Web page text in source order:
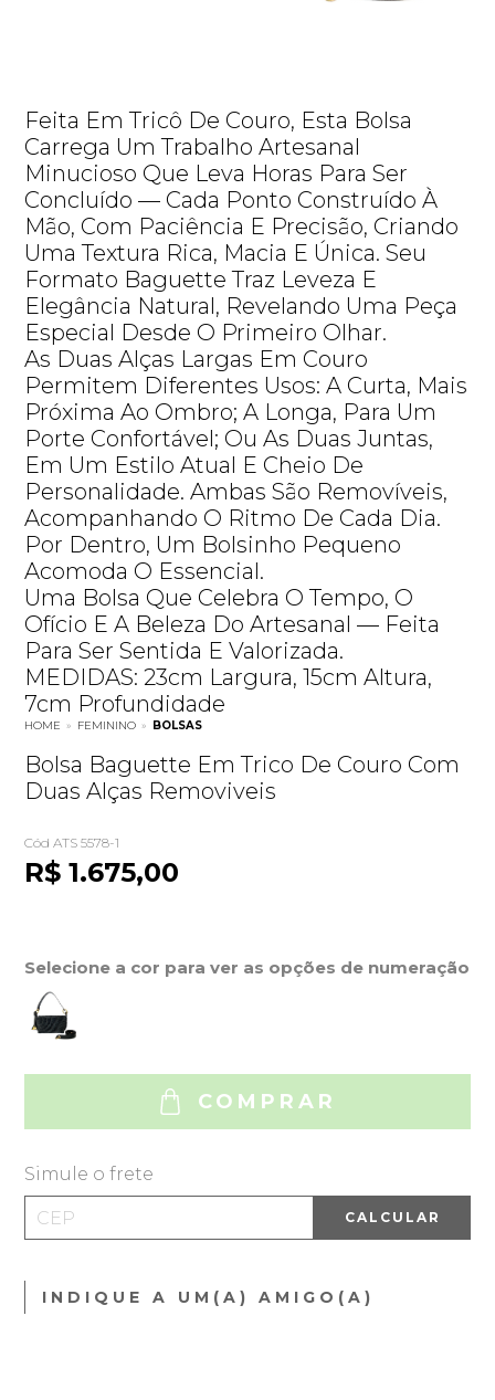
Feita Em Tricô De Couro, Esta Bolsa
Carrega Um Trabalho Artesanal
Minucioso Que Leva Horas Para Ser
Concluído — Cada Ponto Construído À
Mão, Com Paciência E Precisão, Criando
Uma Textura Rica, Macia E Única. Seu
Formato Baguette Traz Leveza E
Elegância Natural, Revelando Uma Peça
Especial Desde O Primeiro Olhar.
As Duas Alças Largas Em Couro
Permitem Diferentes Usos: A Curta, Mais
Próxima Ao Ombro; A Longa, Para Um
Porte Confortável; Ou As Duas Juntas,
Em Um Estilo Atual E Cheio De
Personalidade. Ambas São Removíveis,
Acompanhando O Ritmo De Cada Dia.
Por Dentro, Um Bolsinho Pequeno
Acomoda O Essencial.
Uma Bolsa Que Celebra O Tempo, O
Ofício E A Beleza Do Artesanal — Feita
Para Ser Sentida E Valorizada.
MEDIDAS: 23cm Largura, 15cm Altura,
7cm Profundidade
HOME » FEMININO » BOLSAS
Bolsa Baguette Em Trico De Couro Com
Duas Alças Removiveis
Cód ATS 5578-1
R$ 1.675,00
Selecione a cor para ver as opções de numeração
COMPRAR
Simule o frete
CALCULAR
INDIQUE A UM(A) AMIGO(A)